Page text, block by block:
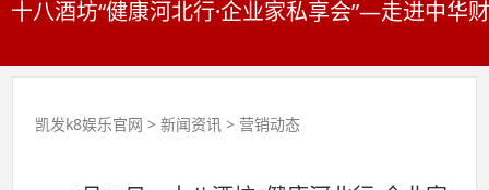
十八酒坊“健康河北行·企业家私享会”—走进中华
凯发k8娱乐官网 >新闻资讯 > 营销动态